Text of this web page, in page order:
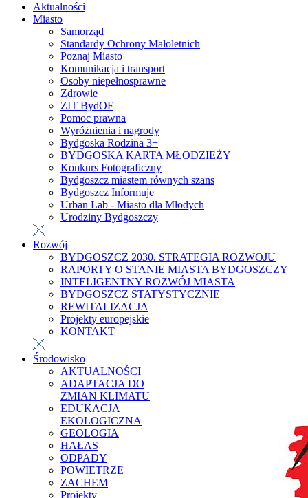
Aktualności
Miasto
Samorząd
Standardy Ochrony Małoletnich
Poznaj Miasto
Komunikacja i transport
Osoby niepełnosprawne
Zdrowie
ZIT BydOF
Pomoc prawna
Wyróżnienia i nagrody
Bydgoska Rodzina 3+
BYDGOSKA KARTA MŁODZIEŻY
Konkurs Fotograficzny
Bydgoszcz miastem równych szans
Bydgoszcz Informuje
Urban Lab - Miasto dla Młodych
Urodziny Bydgoszczy
Rozwój
BYDGOSZCZ 2030. STRATEGIA ROZWOJU
RAPORTY O STANIE MIASTA BYDGOSZCZY
INTELIGENTNY ROZWÓJ MIASTA
BYDGOSZCZ STATYSTYCZNIE
REWITALIZACJA
Projekty europejskie
KONTAKT
Środowisko
AKTUALNOŚCI
ADAPTACJA DO
ZMIAN KLIMATU
EDUKACJA
EKOLOGICZNA
GEOLOGIA
HAŁAS
ODPADY
POWIETRZE
ZACHEM
Projekty